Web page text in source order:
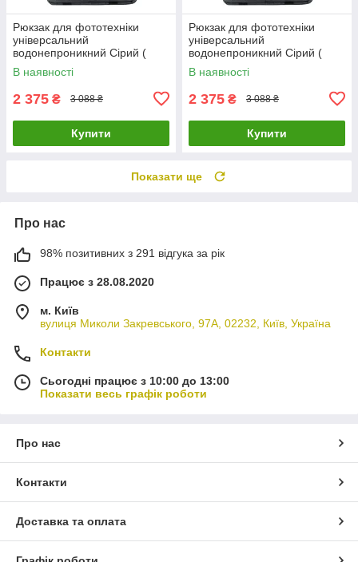
Рюкзак для фототехніки
універсальний
водонепроникний Сірий (
код: IBF073S3 )
В наявності
2 375 ₴ 3 088 ₴
Купити
Рюкзак для фототехніки
універсальний
водонепроникний Сірий (
код: IBF073S1 )
В наявності
2 375 ₴ 3 088 ₴
Купити
Показати ще
Про нас
98% позитивних з 291 відгука за рік
Працює з 28.08.2020
м. Київ
вулиця Миколи Закревського, 97А, 02232, Київ, Україна
Контакти
Сьогодні працює з 10:00 до 13:00
Показати весь графік роботи
Про нас
Контакти
Доставка та оплата